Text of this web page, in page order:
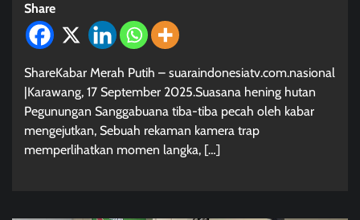
Share
ShareKabar Merah Putih – suaraindonesiatv.com.nasional
|Karawang, 17 September 2025.Suasana hening hutan
Pegunungan Sanggabuana tiba-tiba pecah oleh kabar
mengejutkan, Sebuah rekaman kamera trap
memperlihatkan momen langka, […]